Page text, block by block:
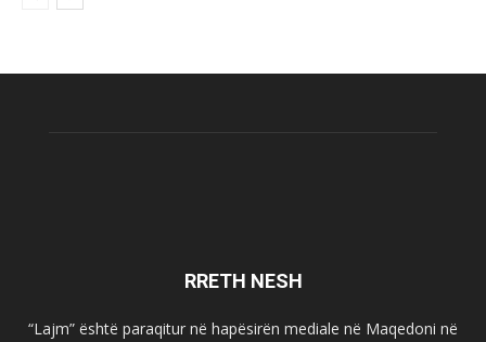
RRETH NESH
“Lajm” është paraqitur në hapësirën mediale në Maqedoni në